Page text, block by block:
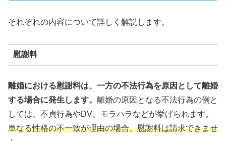
それぞれの内容について詳しく解説します。
慰謝料
離婚における慰謝料は、一方の不法行為を原因として離婚
する場合に発生します。 離婚の原因となる不法行為の例と
しては、不貞行為やDV、モラハラなどが挙げられます。
単なる性格の不一致が理由の場合、慰謝料は請求できませ